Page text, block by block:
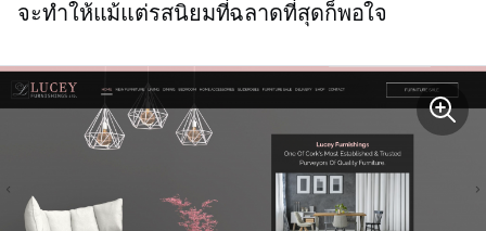
จะทำให้แม้แต่รสนิยมที่ฉลาดที่สุดก็พอใจ